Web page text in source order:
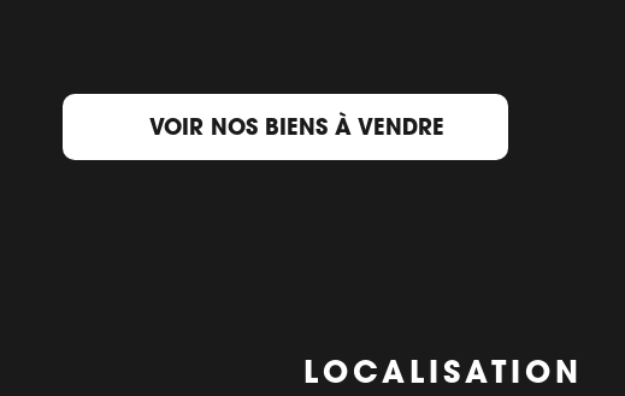
VOIR NOS BIENS À VENDRE
LOCALISATION